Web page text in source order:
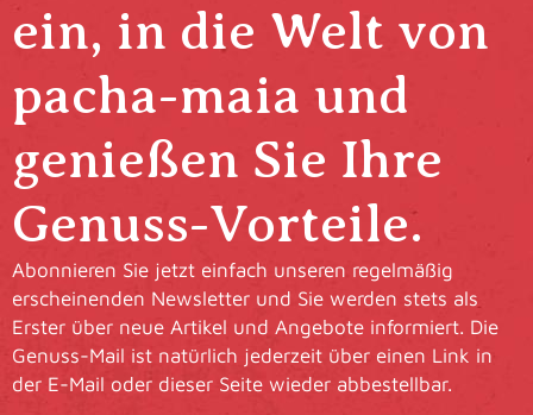
ein, in die Welt von
pacha-maia und
genießen Sie Ihre
Genuss-Vorteile.
Abonnieren Sie jetzt einfach unseren regelmäßig
erscheinenden Newsletter und Sie werden stets als
Erster über neue Artikel und Angebote informiert. Die
Genuss-Mail ist natürlich jederzeit über einen Link in
der E-Mail oder dieser Seite wieder abbestellbar.